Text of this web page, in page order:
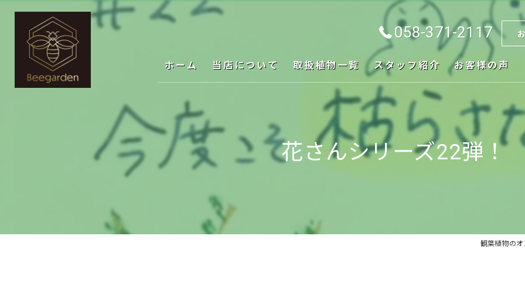
058-371-2117
ホーム 当店について 取扱植物一覧 スタッフ紹介 お客様の声
花さんシリーズ22弾！
観葉植物の